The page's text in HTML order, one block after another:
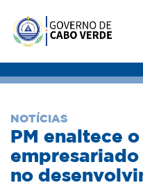
NOTÍCIAS
PM enaltece
no